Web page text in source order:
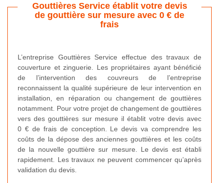
Gouttières Service établit votre devis
de gouttière sur mesure avec 0 € de
frais
L’entreprise Gouttières Service effectue des travaux de
couverture et zinguerie. Les propriétaires ayant bénéficié
de l’intervention des couvreurs de l’entreprise
reconnaissent la qualité supérieure de leur intervention en
installation, en réparation ou changement de gouttières
notamment. Pour votre projet de changement de gouttières
vers des gouttières sur mesure il établit votre devis avec
0 € de frais de conception. Le devis va comprendre les
coûts de la dépose des anciennes gouttières et les coûts
de la nouvelle gouttière sur mesure. Le devis est établi
rapidement. Les travaux ne peuvent commencer qu’après
validation du devis.